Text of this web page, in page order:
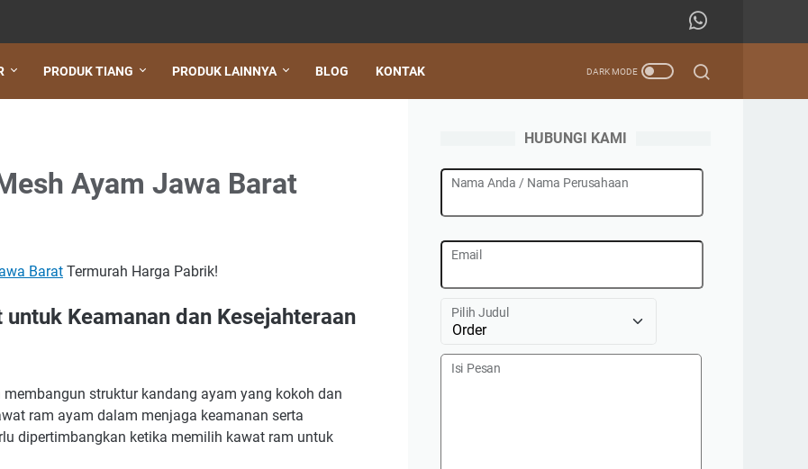
PRODUK TIANG PRODUK LAINNYA BLOG KONTAK
Ayam Jawa Barat
Barat Termurah Harga Pabrik!
Keamanan dan Kesejahteraan
struktur kandang ayam yang kokoh dan
ram ayam dalam menjaga keamanan serta
dipertimbangkan ketika memilih kawat ram untuk
HUBUNGI KAMI
Nama Anda / Nama Perusahaan
Email
Pilih Judul
Isi Pesan